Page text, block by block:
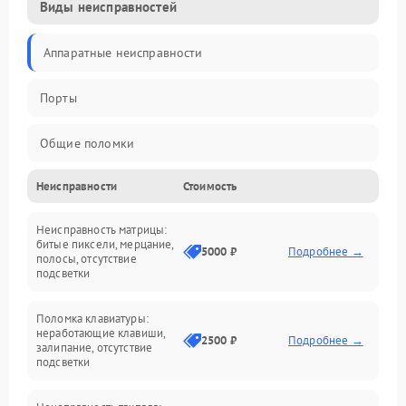
Виды неисправностей
Аппаратные неисправности
Порты
Общие поломки
Устройства
Программные ошибки
Электрические и системные сбои
Интерфейсные проблемы
Батарея
Неисправности Стоимость
Неисправность матрицы:
битые пиксели, мерцание,
полосы, отсутствие
подсветки
5000 ₽ Подробнее →
Поломка клавиатуры:
неработающие клавиши,
залипание, отсутствие
подсветки
2500 ₽ Подробнее →